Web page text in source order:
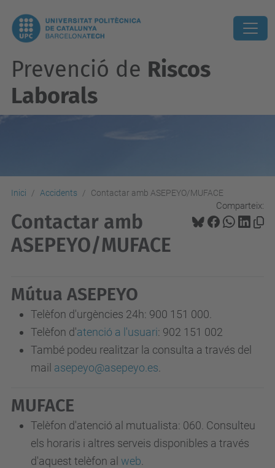
Prevenció de Riscos
Laborals
Inici Accidents Contactar amb ASEPEYO/MUFACE
Comparteix:
Contactar amb
ASEPEYO/MUFACE
Mútua ASEPEYO
Telèfon d'urgències 24h: 900 151 000
Telèfon d'atenció a l'usuari: 902 151 002
També podeu realitzar la consulta a través del
mail asepeyo@asepeyo.es
MUFACE
Telèfon d'atenció al mutualista: 060 . Consulteu
els horaris i altres serveis disponibles a través
d'aquest telèfon al web